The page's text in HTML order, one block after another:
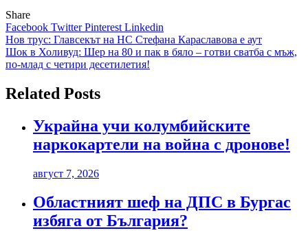
Share
Facebook TwitterPinterest Linkedin
Навигация
Нов трус: Главсекът на НС Стефана Караславова е аут
Шок в Холивуд: Шер на 80 и пак в бяло – готви сватба с мъж,
по-млад с четири десетилетия!
Related Posts
Украйна учи колумбийските
наркокартели на война с дронове!
август 7, 2026
Областният шеф на ДПС в Бургас
избяга от България?